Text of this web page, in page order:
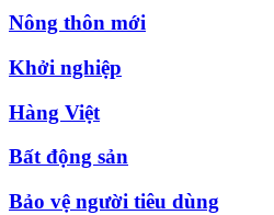
Nông thôn mới
Khởi nghiệp
Hàng Việt
Bất động sản
Bảo vệ người tiêu dùng